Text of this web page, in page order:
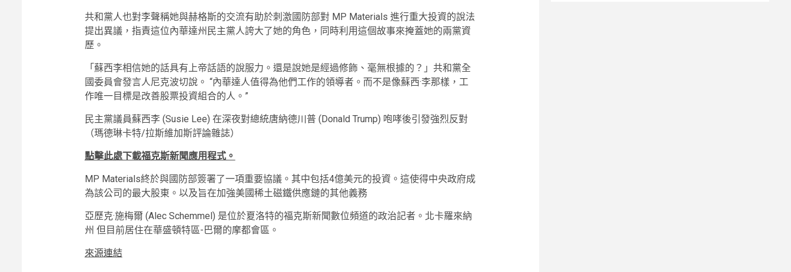
共和黨人也對李聲稱她與赫格斯的交流有助於刺激國防部對 MP Materials 進行重大投資的說法
提出異議，指責這位內華達州民主黨人誇大了她的角色，同時利用這個故事來掩蓋她的兩黨資
歷。
「蘇西李相信她的話具有上帝話語的說服力。還是說她是經過修飾、毫無根據的？」共和黨全
國委員會發言人尼克波切說。 “內華達人值得為他們工作的領導者。而不是像蘇西·李那樣，工
作唯一目標是改善股票投資組合的人。”
民主黨議員蘇西李 (Susie Lee) 在深夜對總統唐納德川普 (Donald Trump) 咆哮後引發強烈反對
（瑪德琳卡特/拉斯維加斯評論雜誌）
點擊此處下載福克斯新聞應用程式。
MP Materials終於與國防部簽署了一項重要協議。其中包括4億美元的投資。這使得中央政府成
為該公司的最大股東。以及旨在加強美國稀土磁鐵供應鏈的其他義務
亞歷克·施梅爾 (Alec Schemmel) 是位於夏洛特的福克斯新聞數位頻道的政治記者。北卡羅來納
州 但目前居住在華盛頓特區-巴爾的摩都會區。
來源連結